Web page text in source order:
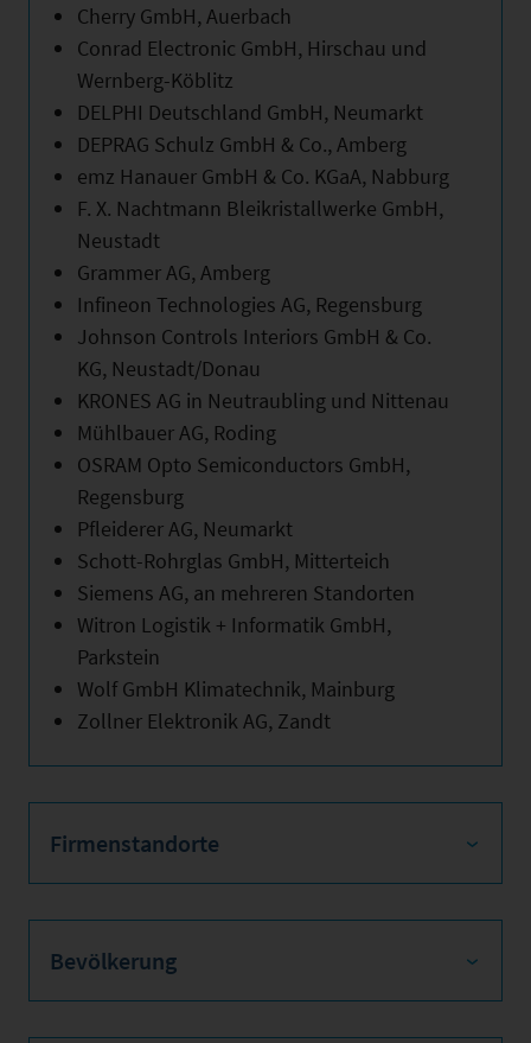
Cherry GmbH, Auerbach
Conrad Electronic GmbH, Hirschau und
Wernberg-Köblitz
DELPHI Deutschland GmbH, Neumarkt
DEPRAG Schulz GmbH & Co., Amberg
emz Hanauer GmbH & Co. KGaA, Nabburg
F. X. Nachtmann Bleikristallwerke GmbH,
Neustadt
Grammer AG, Amberg
Infineon Technologies AG, Regensburg
Johnson Controls Interiors GmbH & Co.
KG, Neustadt/Donau
KRONES AG in Neutraubling und Nittenau
Mühlbauer AG, Roding
OSRAM Opto Semiconductors GmbH,
Regensburg
Pfleiderer AG, Neumarkt
Schott-Rohrglas GmbH, Mitterteich
Siemens AG, an mehreren Standorten
Witron Logistik + Informatik GmbH,
Parkstein
Wolf GmbH Klimatechnik, Mainburg
Zollner Elektronik AG, Zandt
Firmenstandorte
Bevölkerung